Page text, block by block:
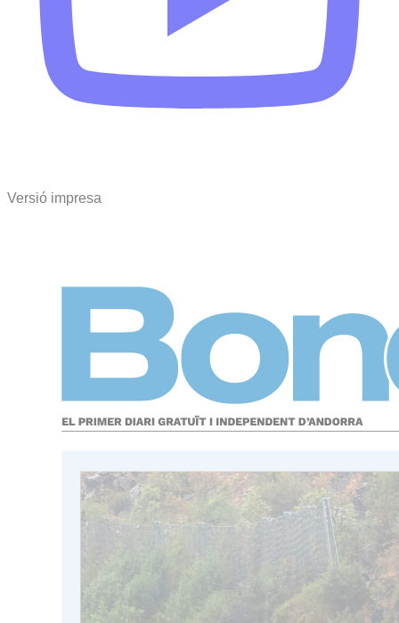
Versió impresa